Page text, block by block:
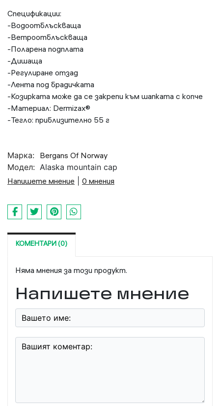
Спецификации:
-Водоотблъскваща
-Ветроотблъскваща
-Поларена подплата
-Дишаща
-Регулиране отзад
-Лента под брадичката
-Козирката може да се закрепи към шапката с копче
-Материал: Dermizax®
-Тегло: приблизително 55 г
Марка: Bergans Of Norway
Модел: Alaska mountain cap
Напишете мнение
0 мнения
КОМЕНТАРИ (0)
Няма мнения за този продукт.
Напишете мнение